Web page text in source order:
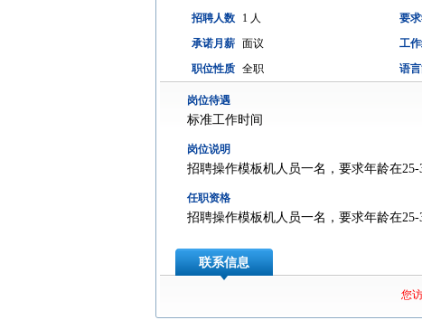
招聘人数
1 人 要
承诺月薪 面议 工
职位性质 全职 语
岗位待遇
标准工作时间
岗位说明
招聘操作模板机人员一名，要求年龄在
任职资格
招聘操作模板机人员一名，要求年龄在
联系信息
您